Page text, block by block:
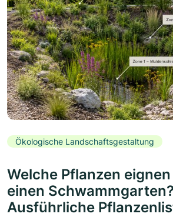
Ökologische Landschaftsgestaltung
Welche Pflanzen
einen Schwammgarten?
Ausführliche